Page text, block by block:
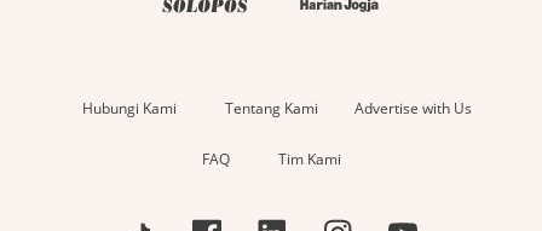
Hubungi Kami Tentang Kami Advertise with Us
FAQ Tim Kami